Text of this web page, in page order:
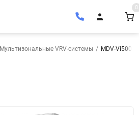
0
Мультизональные VRV-системы / MDV-